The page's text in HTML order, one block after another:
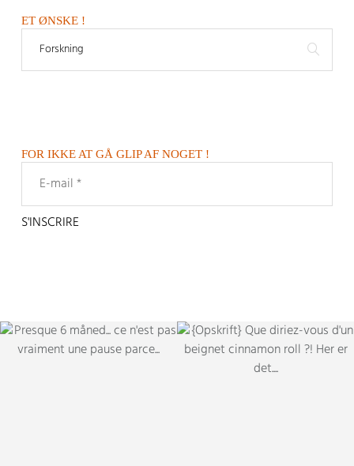
ET ØNSKE !
FOR IKKE AT GÅ GLIP AF NOGET !